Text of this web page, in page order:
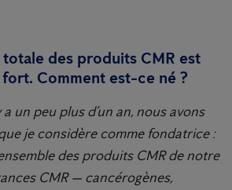
des produits CMR est
fort. Comment est-ce né ?
a un peu plus d’un an, nous avons
je considère comme fondatrice :
des produits CMR de notre
CMR — cancérogènes,